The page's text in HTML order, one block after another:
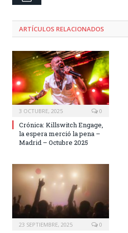
ARTÍCULOS RELACIONADOS
3 OCTUBRE, 2025 0
Crónica: Killswitch Engage,
la espera merció la pena –
Madrid – Octubre 2025
23 SEPTIEMBRE, 2025 0